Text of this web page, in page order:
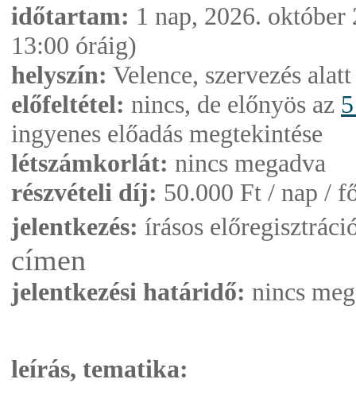
időtartam: 1 nap, 2026.
13:00 óráig)
helyszín: Velence, szervezés alatt
előfeltétel: nincs, de előnyös az
ingyenes előadás megtekintése
létszámkorlát: nincs megadva
részvételi díj: 50.000 Ft / nap /
jelentkezés: írásos
címen
jelentkezési határidő: nincs
leírás, tematika: